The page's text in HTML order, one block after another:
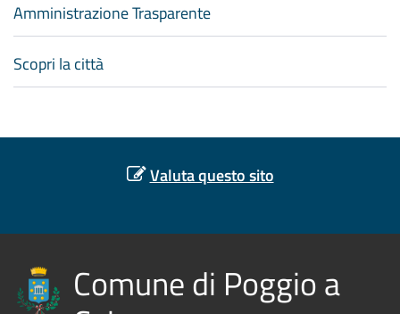
Amministrazione Trasparente
Scopri la città
Valuta questo sito
Comune di Poggio a